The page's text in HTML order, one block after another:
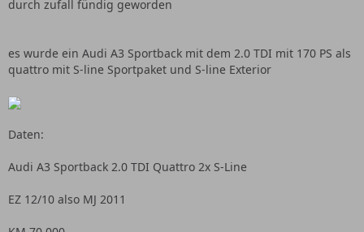
durch zufall fündig geworden
es wurde ein Audi A3 Sportback mit dem 2.0 TDI mit 170 PS als
quattro mit S-line Sportpaket und S-line Exterior
Daten:
Audi A3 Sportback 2.0 TDI Quattro 2x S-Line
EZ 12/10 also MJ 2011